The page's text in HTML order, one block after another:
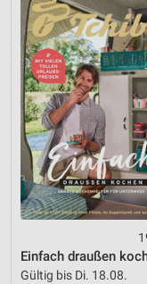
Einfach draußen
Gültig bis Di. 18.08.
Informationen
Nicht-IAB-
Notwendig
Performance
Funktional
Werbung